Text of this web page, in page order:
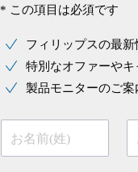
* この項目は必須です
フィリップスの最
特別なオファーや
製品モニターのご案
お名前(姓)